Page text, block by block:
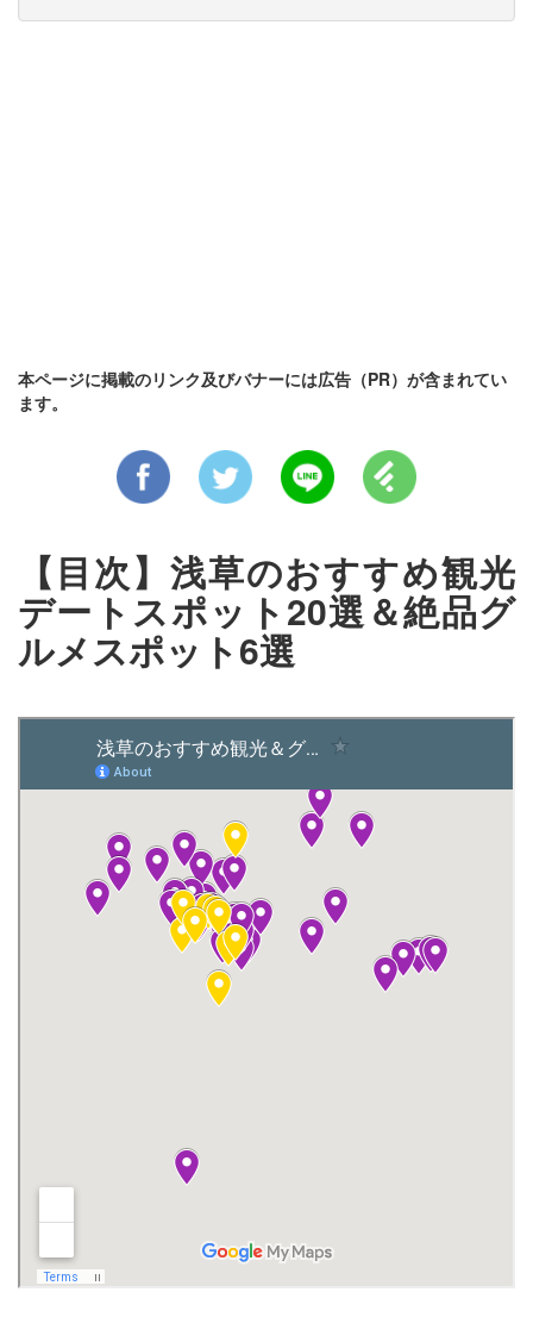
本ページに掲載のリンク及びバナーには広告（PR）が含まれてい
ます。
【目次】浅草のおすすめ観光
デートスポット20選＆絶品グ
ルメスポット6選